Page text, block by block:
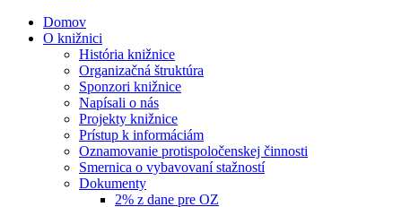
Domov
O knižnici
História knižnice
Organizačná štruktúra
Sponzori knižnice
Napísali o nás
Projekty knižnice
Prístup k informáciám
Oznamovanie protispoločenskej činnosti
Smernica o vybavovaní stažností
Dokumenty
2% z dane pre OZ